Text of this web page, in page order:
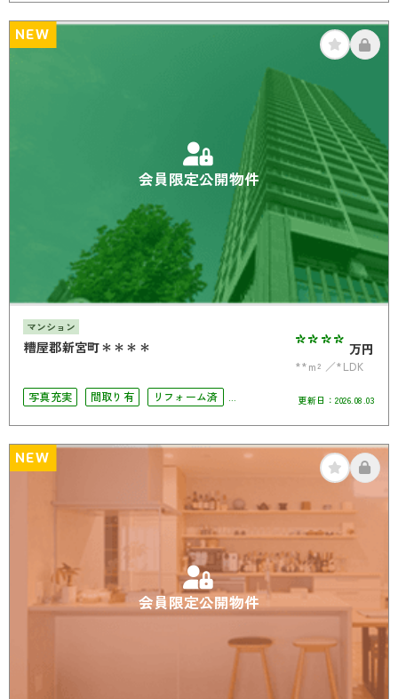
オール電化
会員限定公開物件
NEW
マンション
糟屋郡新宮町＊＊＊＊ **** 万円
**m²
*LDK
写真充実
間取り有
リフォーム済
オール電化
更新日： 2026.08.03
会員限定公開物件
NEW